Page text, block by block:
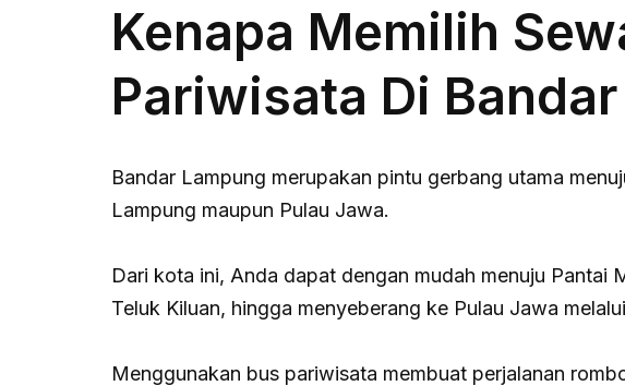
Kenapa Memilih
Pariwisata Di
Bandar Lampung merupakan pintu gerbang utama
Lampung maupun Pulau Jawa.
Dari kota ini, Anda dapat dengan mudah menuju Pantai
Teluk Kiluan, hingga menyeberang ke Pulau Jawa
Menggunakan bus pariwisata membuat perjalanan